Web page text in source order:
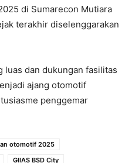
di Sumarecon Mutiara
terakhir diselenggarakan
luas dan dukungan fasilitas
ajang otomotif
penggemar
otomotif 2025
GIIAS BSD City